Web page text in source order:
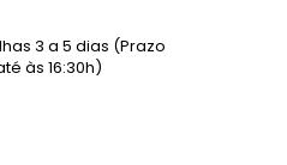
3 a 5 dias (Prazo
às 16:30h)